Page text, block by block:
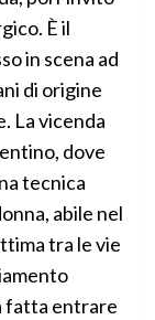
È il
in scena ad
di origine
La vicenda
dove
tecnica
abile nel
tra le vie
fatta entrare